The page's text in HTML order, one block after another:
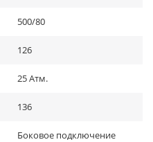
500/80
126
25 Атм.
136
Боковое подключение